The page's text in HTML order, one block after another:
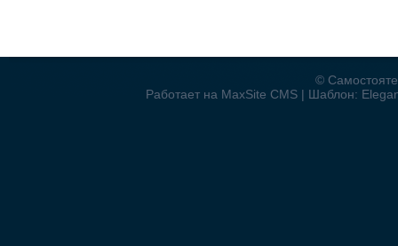
©
Работает на MaxSite CMS | Шаблон: